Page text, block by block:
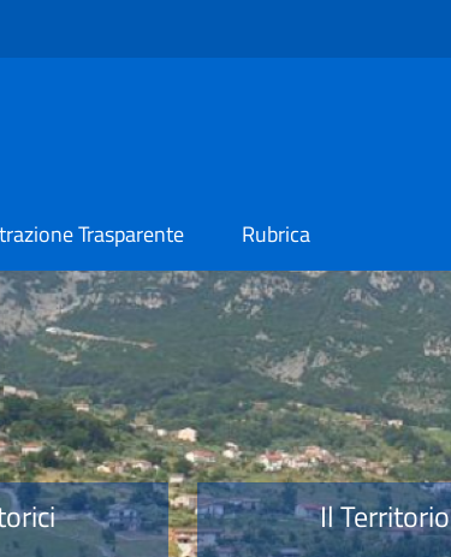
Trasparente Rubrica
Il Territorio